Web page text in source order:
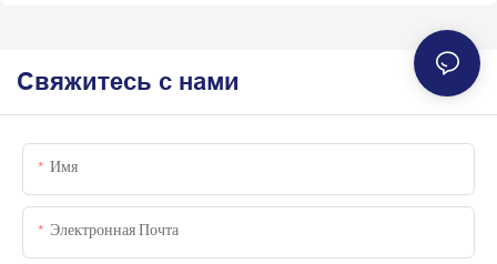
Свяжитесь с нами
Имя
Электронная Почта